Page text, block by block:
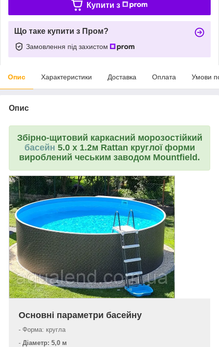
Купити з
Що таке купити з Пром?
Замовлення під захистом
Опис Характеристики Доставка Оплата Умови
Опис
Збірно-щитовий каркасний морозостійкий
басейн 5.0 x 1.2м Rattan круглої форми
вироблений чеським заводом Mountfield.
Основні параметри басейну
- Форма: кругла
- Діаметр: 5,0 м